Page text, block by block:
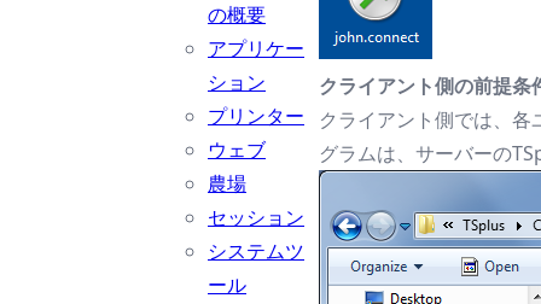
の概要
アプリケー
ション
プリンター
ウェブ
農場
セッション
システムツ
ール
クライアント側の前提条
クライアント側では、
グラムは、サーバーの